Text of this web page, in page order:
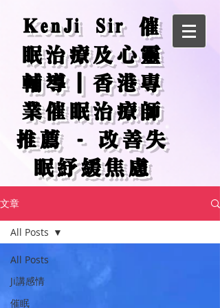
KenJi Sir 催
眠治療及心靈
輔導｜香港專
業催眠治療師
推薦 - 改善失
眠紓緩焦慮
文章
All Posts
Ji講感情
催眠
All Posts